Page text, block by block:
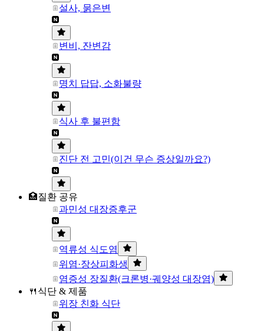
설사, 묽은변
변비, 잔변감
명치 답답, 소화불량
식사 후 불편함
진단 전 고민(이건 무슨 증상일까요?)
🏥질환 공유
과민성 대장증후군
역류성 식도염
위염·장상피화생
염증성 장질환(크론병·궤양성 대장염)
🍴식단 & 제품
위장 친화 식단